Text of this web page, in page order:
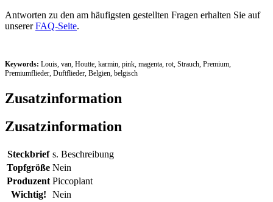
Antworten zu den am häufigsten gestellten Fragen erhalten Sie auf
unsererFAQ-Seite.
Keywords: Louis, van, Houtte, karmin, pink, magenta, rot, Strauch, Premium,
Premiumflieder, Duftflieder, Belgien, belgisch
Zusatzinformation
Zusatzinformation
Steckbrief s. Beschreibung
Topfgröße Nein
Produzent Piccoplant
Wichtig!
Nein